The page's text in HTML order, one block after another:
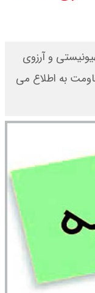
را از دست می
و آرزوی
به اطلاع می